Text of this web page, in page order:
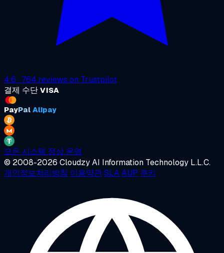
4.6 · 764 reviews on Trustpilot
결제 수단 VISA
PayPal Alipay
모든 시스템 정상 운영
© 2008-2026 Cloudzy AI Information Technology L.L.C.
개인정보처리방침 이용약관SLAAUP 쿠키